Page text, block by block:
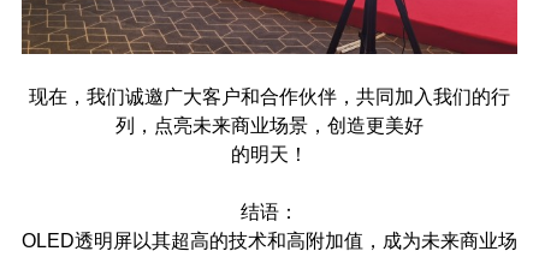
现在，我们诚邀广大客户和合作伙伴，共同加入我们的行
列，点亮未来商业场景，创造更美好
的明天！
结语：
OLED透明屏以其超高的技术和高附加值，成为未来商业场